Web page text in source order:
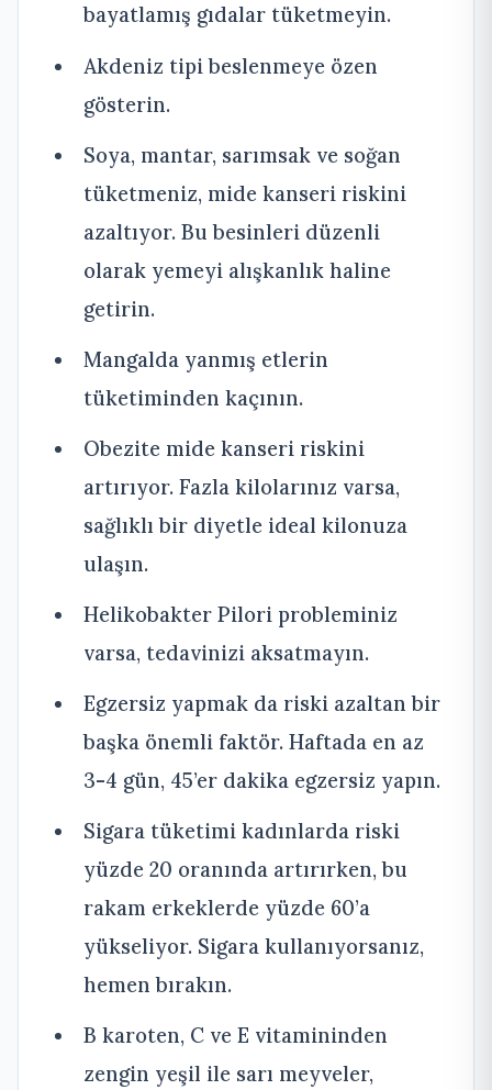
bayatlamış gıdalar tüketmeyin.
Akdeniz tipi beslenmeye özen
gösterin.
Soya, mantar, sarımsak ve soğan
tüketmeniz, mide kanseri riskini
azaltıyor. Bu besinleri düzenli
olarak yemeyi alışkanlık haline
getirin.
Mangalda yanmış etlerin
tüketiminden kaçının.
Obezite mide kanseri riskini
artırıyor. Fazla kilolarınız varsa,
sağlıklı bir diyetle ideal kilonuza
ulaşın.
Helikobakter Pilori probleminiz
varsa, tedavinizi aksatmayın.
Egzersiz yapmak da riski azaltan bir
başka önemli faktör. Haftada en az
3-4 gün, 45’er dakika egzersiz yapın.
Sigara tüketimi kadınlarda riski
yüzde 20 oranında artırırken, bu
rakam erkeklerde yüzde 60’a
yükseliyor. Sigara kullanıyorsanız,
hemen bırakın.
B karoten, C ve E vitamininden
zengin yeşil ile sarı meyveler,